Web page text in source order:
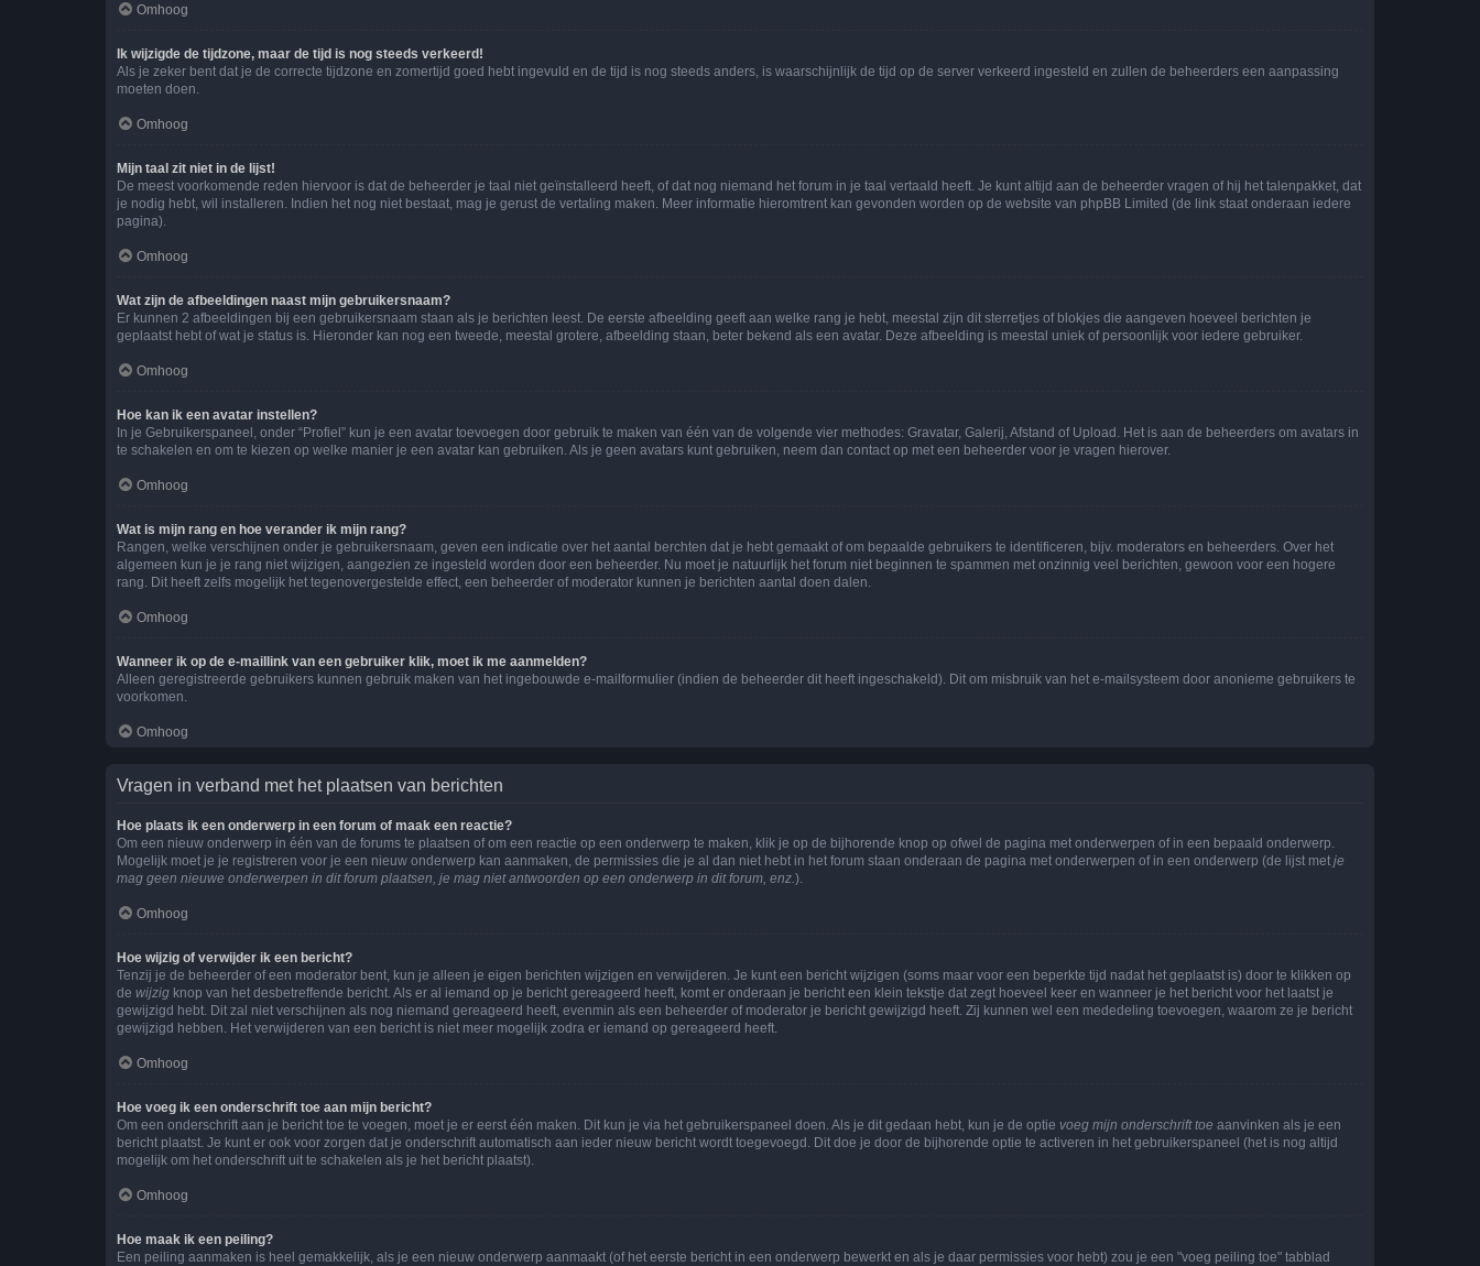
Omhoog
Ik wijzigde de tijdzone, maar de tijd is nog steeds verkeerd!
Als je zeker bent dat je de correcte tijdzone en zomertijd goed hebt ingevuld en de tijd is nog steeds anders, is waarschijnlijk de tijd op de server verkeerd ingesteld en zullen de beheerders een aanpassing
moeten doen.
Omhoog
Mijn taal zit niet in de lijst!
De meest voorkomende reden hiervoor is dat de beheerder je taal niet geïnstalleerd heeft, of dat nog niemand het forum in je taal vertaald heeft. Je kunt altijd aan de beheerder vragen of hij het talenpakket, dat
je nodig hebt, wil installeren. Indien het nog niet bestaat, mag je gerust de vertaling maken. Meer informatie hieromtrent kan gevonden worden op de website van phpBB Limited (de link staat onderaan iedere
pagina).
Omhoog
Wat zijn de afbeeldingen naast mijn gebruikersnaam?
Er kunnen 2 afbeeldingen bij een gebruikersnaam staan als je berichten leest. De eerste afbeelding geeft aan welke rang je hebt, meestal zijn dit sterretjes of blokjes die aangeven hoeveel berichten je
geplaatst hebt of wat je status is. Hieronder kan nog een tweede, meestal grotere, afbeelding staan, beter bekend als een avatar. Deze afbeelding is meestal uniek of persoonlijk voor iedere gebruiker.
Omhoog
Hoe kan ik een avatar instellen?
In je Gebruikerspaneel, onder “Profiel” kun je een avatar toevoegen door gebruik te maken van één van de volgende vier methodes: Gravatar, Galerij, Afstand of Upload. Het is aan de beheerders om avatars in
te schakelen en om te kiezen op welke manier je een avatar kan gebruiken. Als je geen avatars kunt gebruiken, neem dan contact op met een beheerder voor je vragen hierover.
Omhoog
Wat is mijn rang en hoe verander ik mijn rang?
Rangen, welke verschijnen onder je gebruikersnaam, geven een indicatie over het aantal berchten dat je hebt gemaakt of om bepaalde gebruikers te identificeren, bijv. moderators en beheerders. Over het
algemeen kun je je rang niet wijzigen, aangezien ze ingesteld worden door een beheerder. Nu moet je natuurlijk het forum niet beginnen te spammen met onzinnig veel berichten, gewoon voor een hogere
rang. Dit heeft zelfs mogelijk het tegenovergestelde effect, een beheerder of moderator kunnen je berichten aantal doen dalen.
Omhoog
Wanneer ik op de e-maillink van een gebruiker klik, moet ik me aanmelden?
Alleen geregistreerde gebruikers kunnen gebruik maken van het ingebouwde e-mailformulier (indien de beheerder dit heeft ingeschakeld). Dit om misbruik van het e-mailsysteem door anonieme gebruikers te
voorkomen.
Omhoog
Vragen in verband met het plaatsen van berichten
Hoe plaats ik een onderwerp in een forum of maak een reactie?
Om een nieuw onderwerp in één van de forums te plaatsen of om een reactie op een onderwerp te maken, klik je op de bijhorende knop op ofwel de pagina met onderwerpen of in een bepaald onderwerp.
Mogelijk moet je je registreren voor je een nieuw onderwerp kan aanmaken, de permissies die je al dan niet hebt in het forum staan onderaan de pagina met onderwerpen of in een onderwerp (de lijst met je
mag geen nieuwe onderwerpen in dit forum plaatsen, je mag niet antwoorden op een onderwerp in dit forum, enz. ).
Omhoog
Hoe wijzig of verwijder ik een bericht?
Tenzij je de beheerder of een moderator bent, kun je alleen je eigen berichten wijzigen en verwijderen. Je kunt een bericht wijzigen (soms maar voor een beperkte tijd nadat het geplaatst is) door te klikken op
de wijzig knop van het desbetreffende bericht. Als er al iemand op je bericht gereageerd heeft, komt er onderaan je bericht een klein tekstje dat zegt hoeveel keer en wanneer je het bericht voor het laatst je
gewijzigd hebt. Dit zal niet verschijnen als nog niemand gereageerd heeft, evenmin als een beheerder of moderator je bericht gewijzigd heeft. Zij kunnen wel een mededeling toevoegen, waarom ze je bericht
gewijzigd hebben. Het verwijderen van een bericht is niet meer mogelijk zodra er iemand op gereageerd heeft.
Omhoog
Hoe voeg ik een onderschrift toe aan mijn bericht?
Om een onderschrift aan je bericht toe te voegen, moet je er eerst één maken. Dit kun je via het gebruikerspaneel doen. Als je dit gedaan hebt, kun je de optie voeg mijn onderschrift toe aanvinken als je een
bericht plaatst. Je kunt er ook voor zorgen dat je onderschrift automatisch aan ieder nieuw bericht wordt toegevoegd. Dit doe je door de bijhorende optie te activeren in het gebruikerspaneel (het is nog altijd
mogelijk om het onderschrift uit te schakelen als je het bericht plaatst).
Omhoog
Hoe maak ik een peiling?
Een peiling aanmaken is heel gemakkelijk, als je een nieuw onderwerp aanmaakt (of het eerste bericht in een onderwerp bewerkt en als je daar permissies voor hebt) zou je een "voeg peiling toe" tabblad